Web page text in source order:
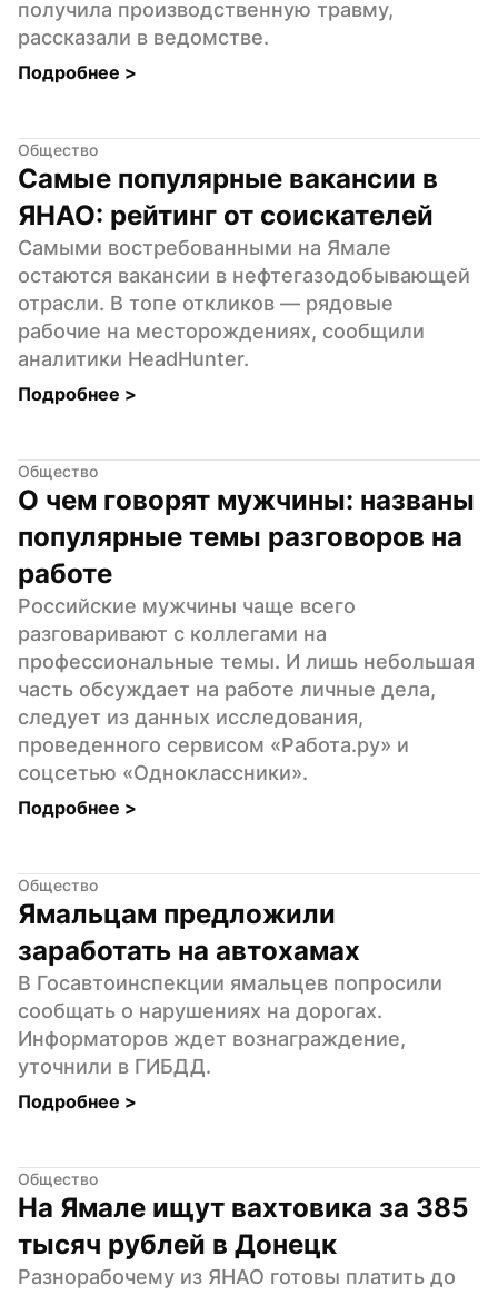
получила производственную травму,
рассказали в ведомстве.
Подробнее >
Общество
Самые популярные вакансии в
ЯНАО: рейтинг от соискателей
Самыми востребованными на Ямале
остаются вакансии в нефтегазодобывающей
отрасли. В топе откликов — рядовые
рабочие на месторождениях, сообщили
аналитики HeadHunter.
Подробнее >
Общество
О чем говорят мужчины: названы
популярные темы разговоров на
работе
Российские мужчины чаще всего
разговаривают с коллегами на
профессиональные темы. И лишь небольшая
часть обсуждает на работе личные дела,
следует из данных исследования,
проведенного сервисом «Работа.ру» и
соцсетью «Одноклассники».
Подробнее >
Общество
Ямальцам предложили
заработать на автохамах
В Госавтоинспекции ямальцев попросили
сообщать о нарушениях на дорогах.
Информаторов ждет вознаграждение,
уточнили в ГИБДД.
Подробнее >
Общество
На Ямале ищут вахтовика за 385
тысяч рублей в Донецк
Разнорабочему из ЯНАО готовы платить до